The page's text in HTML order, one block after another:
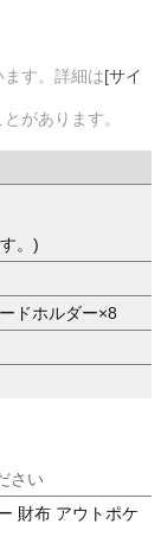
す。詳細は[サイ
があります。
。)
ドホルダー×8
さい
財布 アウトポケ